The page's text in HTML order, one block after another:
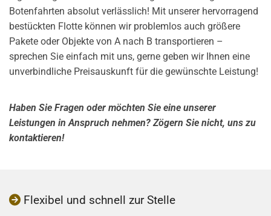
Botenfahrten absolut verlässlich! Mit unserer hervorragend
bestückten Flotte können wir problemlos auch größere
Pakete oder Objekte von A nach B transportieren –
sprechen Sie einfach mit uns, gerne geben wir Ihnen eine
unverbindliche Preisauskunft für die gewünschte Leistung!
Haben Sie Fragen oder möchten Sie eine unserer
Leistungen in Anspruch nehmen? Zögern Sie nicht, uns zu
kontaktieren!
 Flexibel und schnell zur Stelle